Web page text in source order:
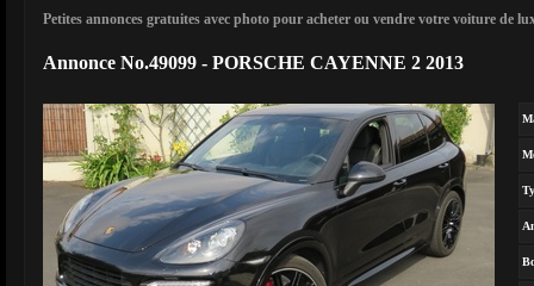
Petites annonces gratuites avec photo pour acheter ou vendre votre voiture de
Annonce No.49099 - PORSCHE CAYENNE 2 2013